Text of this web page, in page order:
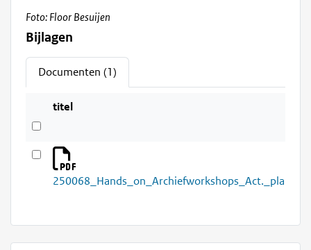
Foto: Floor Besuijen
Bijlagen
Documenten (1)
titel